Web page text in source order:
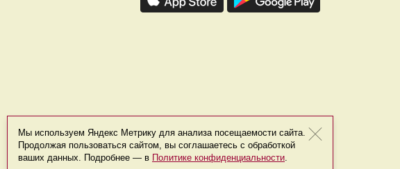
Мы используем Яндекс Метрику для анализа посещаемости сайта.
Продолжая пользоваться сайтом, вы соглашаетесь с обработкой
ваших данных. Подробнее — в Политике конфиденциальности.